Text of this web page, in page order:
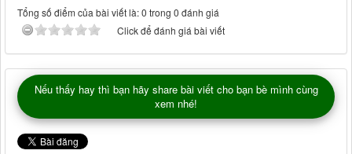
Tổng số điểm của bài viết là: 0 trong 0 đánh giá
Click để đánh giá bài viết
Nếu thấy hay thì bạn hãy share bài viết cho bạn bè mình cùng
xem nhé!